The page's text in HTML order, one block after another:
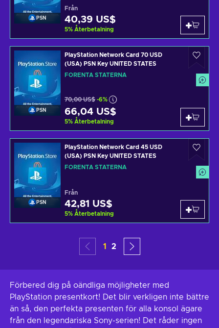
PSN
Från
40,39 US$
5% Återbetalning
PSN
PlayStation Network Card 70 USD
(USA) PSN Key UNITED STATES
FÖRENTA STATERNA
70,00 US$ -6%
66,04 US$
5% Återbetalning
PSN
PlayStation Network Card 45 USD
(USA) PSN Key UNITED STATES
FÖRENTA STATERNA
Från
42,81 US$
5% Återbetalning
1 2
Förbered dig på oändliga möjligheter med
PlayStation presentkort! Det blir verkligen inte bättre
än så, den perfekta presenten för alla konsol ägare
från den legendariska Sony-serien! Det råder ingen